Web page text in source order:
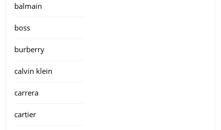
balmain
boss
burberry
calvin klein
carrera
cartier